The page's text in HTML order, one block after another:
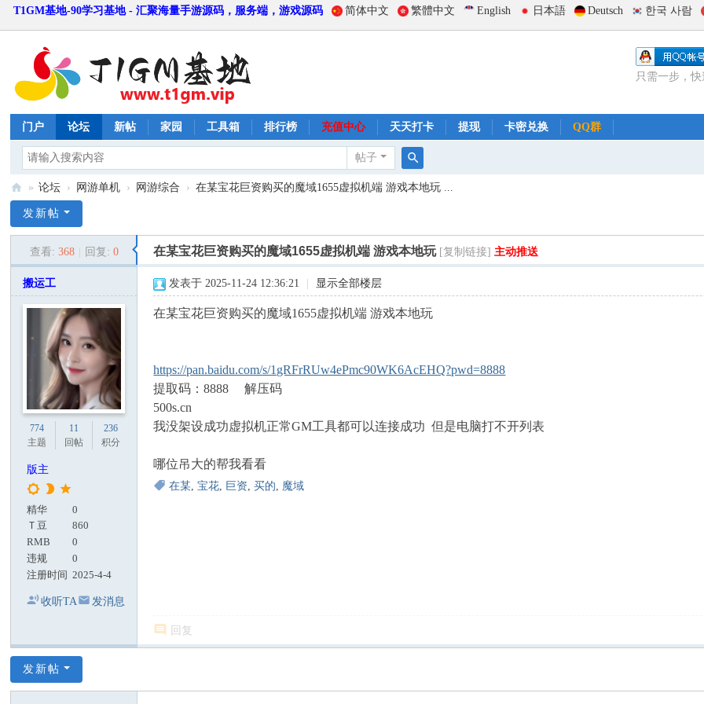
T1GM基地-90学习基地 - 汇聚海量手游源码，服务端，游戏源码 简体中文 繁體中文 English 日本語 Deutsch 한국 사람
只需一步，
门户 论坛 新帖 家园 工具箱 排行榜 充值中心 天天打卡 提现 卡密兑换 QQ群
帖子
搜
1
» 论坛 › 网游单机 › 网游综合 › 在某宝花巨资购买的魔域1655虚拟机端 游戏本地玩 ...
发新帖
查看: 368 回复: 0 在某宝花巨资购买的魔域1655虚拟机端 游戏本地玩 [复制链接] 主动推送
搬运工
774
主题
11
回帖
236
积分
版主
精华
0
Ｔ豆
860
RMB
0
违规
0
注册时间 2025-4-4
收听TA 发消息
发表于 2025-11-24 12:36:21 显示全部楼层
在某宝花巨资购买的魔域1655虚拟机端 游戏本地玩
https://pan.baidu.com/s/1gRFrRUw4ePmc90WK6AcEHQ?pwd=8888
提取码：8888 解压码
500s.cn
我没架设成功虚拟机正常GM工具都可以连接成功 但是电脑打不开列表
哪位吊大的帮我看看
在某,宝花, 巨资,买的, 魔域
回复
发新帖